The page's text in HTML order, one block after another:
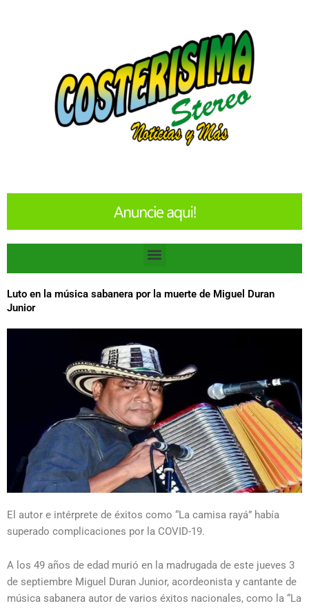
Menu
Luto en la música sabanera por la muerte de Miguel Duran
Junior
El autor e intérprete de éxitos como “La camisa rayá” había
superado complicaciones por la COVID-19.
A los 49 años de edad murió en la madrugada de este jueves 3
de septiembre Miguel Duran Junior, acordeonista y cantante de
música sabanera autor de varios éxitos nacionales, como la “La